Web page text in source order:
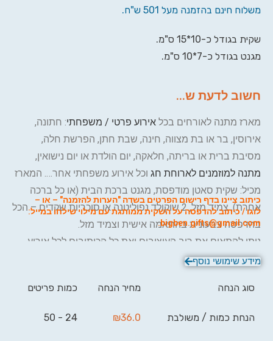
משלוח חינם בהזמנה מעל 501 ש"ח.
שקית בגודל כ-10*15 ס"מ.
מגנט בגודל כ-7*10 ס"מ.
חשוב לדעת ש...
מארז מתנה לאורחים בכל אירוע פרטי / משפחתי: חתונה,
אירוסין, בר או בת מצווה, חינה, שבת חתן, הפרשת חלה,
מסיבת ברית או בריתה, חלאקה, יום הולדת או יום נישואין,
מתנה למוזמנים לארוחת חג וכל אירוע משפחתי אחר…. המארז
מכיל: שקית סאטן מודפסת, מגנט ברכת הבית (או כל ברכה
אחרת), צמיד מזל, 2 שוקולד נפוליטנה או סוכריות שקדים – הכל
בהדפסה צבעונית בהתאמה אישית וצמיד מזל.
ניתן להתאים את רוב העיצובים ואת כל הכיתובים לכל אירוע.
כיתוב ציינו בדף רישום הפרטים בשדה "הערות להזמנה" – או –
לוגו / כיתוב להדפסה על השקית ממותגת עם מילוי שילחו במייל:
bigben.gifts@gmail.com
.
מידע שימושי נוסף
סוג הנחה מחיר הנחה כמות פריטים
הנחת כמות / משולבת ₪36.0
24 - 50